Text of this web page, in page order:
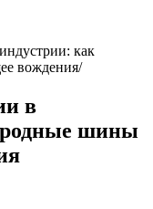
как
вождения
в
шины